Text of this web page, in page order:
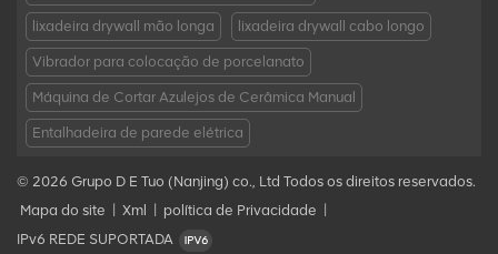
lixadeira drywall mão longa lixadeira drywall cabo longo
Vibrador para colocação de porcelanato
Máquina de Cortar Azulejos de Cerâmica Manual
Entalhadeira de parede elétrica
© 2026 Grupo D E Tuo (Nanjing) co., Ltd Todos os direitos reservados.
Mapa do site
Xml política de Privacidade
IPv6 REDE SUPORTADA